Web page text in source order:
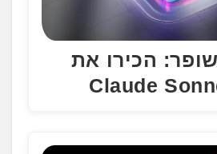
הכירו את
Claude